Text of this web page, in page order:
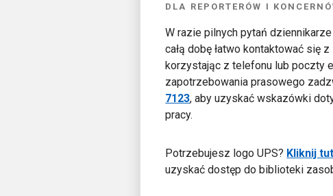
DLA REPORTERÓW I
W razie pilnych pytań
całą dobę łatwo kontaktować się
korzystając z telefonu lub poczty
zapotrzebowania prasowego
7123, aby uzyskać wskazówki
pracy.
Potrzebujesz logo UPS? Kliknij
uzyskać dostęp do biblioteki